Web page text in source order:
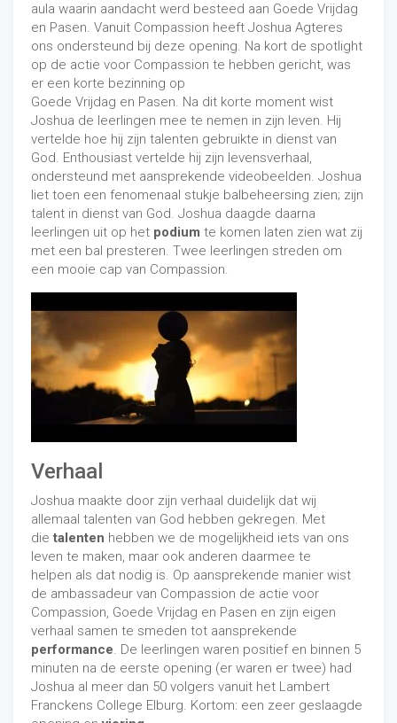
aula waarin aandacht werd besteed aan Goede Vrijdag
en Pasen. Vanuit Compassion heeft Joshua Agteres
ons ondersteund bij deze opening. Na kort de spotlight
op de actie voor Compassion te hebben gericht, was
er een korte bezinning op
Goede Vrijdag en Pasen. Na dit korte moment wist
Joshua de leerlingen mee te nemen in zijn leven. Hij
vertelde hoe hij zijn talenten gebruikte in dienst van
God. Enthousiast vertelde hij zijn levensverhaal,
ondersteund met aansprekende videobeelden. Joshua
liet toen een fenomenaal stukje balbeheersing zien; zijn
talent in dienst van God. Joshua daagde daarna
leerlingen uit op het podium te komen laten zien wat zij
met een bal presteren. Twee leerlingen streden om
een mooie cap van Compassion.
Verhaal
Joshua maakte door zijn verhaal duidelijk dat wij
allemaal talenten van God hebben gekregen. Met
die talenten hebben we de mogelijkheid iets van ons
leven te maken, maar ook anderen daarmee te
helpen als dat nodig is. Op aansprekende manier wist
de ambassadeur van Compassion de actie voor
Compassion, Goede Vrijdag en Pasen en zijn eigen
verhaal samen te smeden tot aansprekende
performance. De leerlingen waren positief en binnen 5
minuten na de eerste opening (er waren er twee) had
Joshua al meer dan 50 volgers vanuit het Lambert
Franckens College Elburg. Kortom: een zeer geslaagde